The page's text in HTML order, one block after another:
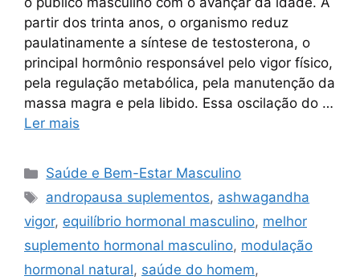
partir dos trinta anos, o organismo reduz
paulatinamente a síntese de testosterona, o
principal hormônio responsável pelo vigor físico,
pela regulação metabólica, pela manutenção da
massa magra e pela libido. Essa oscilação do …
Ler mais
Categorias
Saúde e Bem-Estar Masculino
Tags
andropausa suplementos, ashwagandha
vigor, equilíbrio hormonal masculino, melhor
suplemento hormonal masculino, modulação
hormonal natural, saúde do homem,